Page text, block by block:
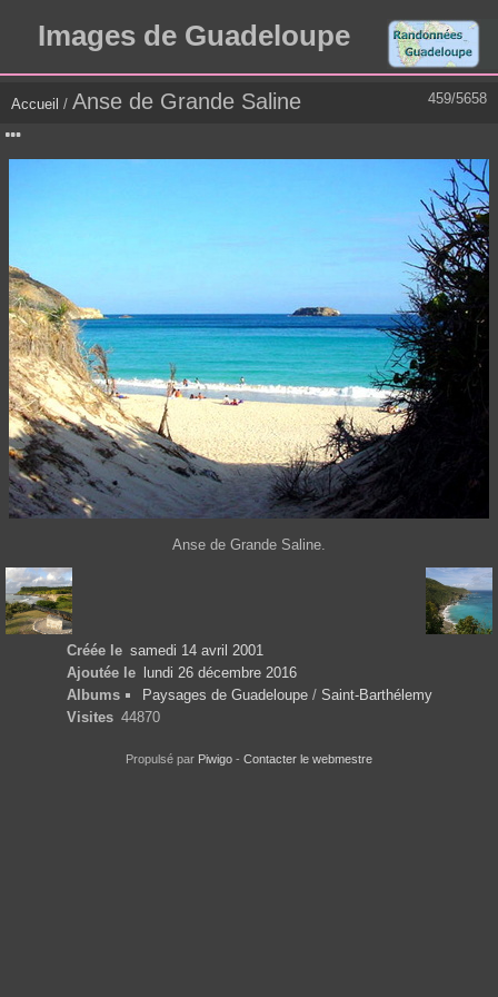
Images de Guadeloupe
459/5658
Accueil / Anse de Grande Saline
Anse de Grande Saline.
Créée le samedi 14 avril 2001
Ajoutée le
lundi 26 décembre 2016
Albums
Paysages de Guadeloupe/ Saint-Barthélemy
Visites 44870
Propulsé par Piwigo - Contacter le webmestre